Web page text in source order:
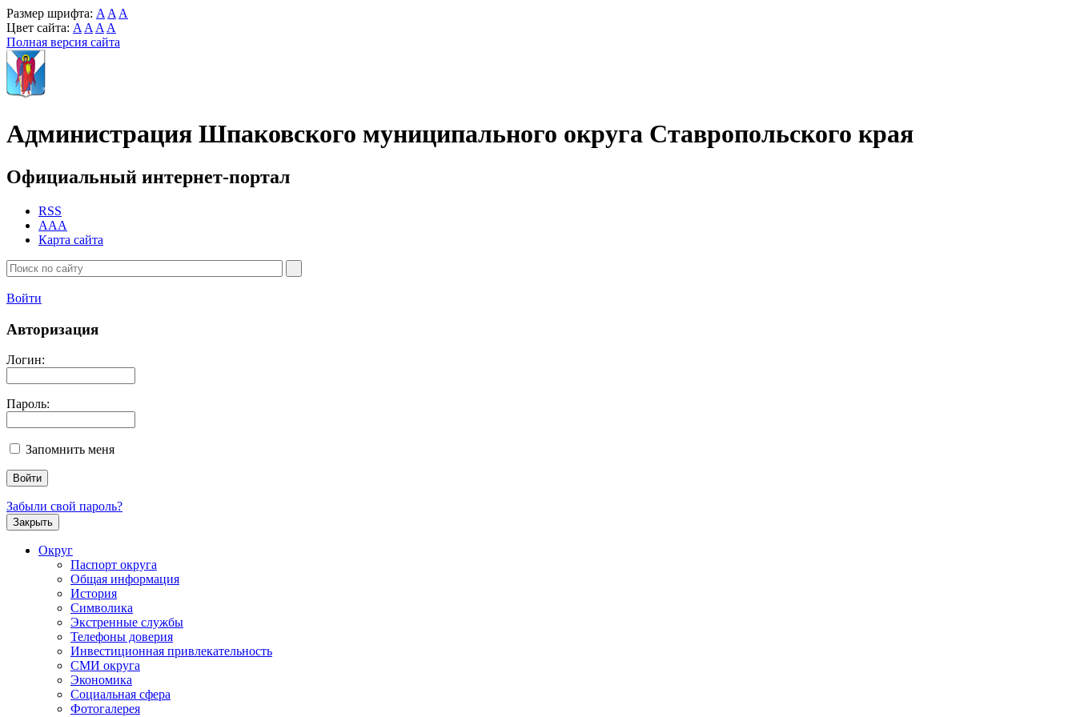
Размер шрифта: A A A
Цвет сайта: A A A A
Полная версия сайта
Администрация Шпаковского муниципального округа Ставропольского края
Официальный интернет-портал
RSS
AAA
Карта сайта
Войти
Авторизация
Логин:
Пароль:
Запомнить меня
Забыли свой пароль?
Закрыть
Округ
Паспорт округа
Общая информация
История
Символика
Экстренные службы
Телефоны доверия
Инвестиционная привлекательность
СМИ округа
Экономика
Социальная сфера
Фотогалерея